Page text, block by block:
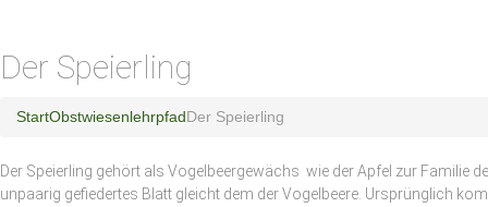
Der Speierling
StartObstwiesenlehrpfadDer Speierling
Der Speierling gehört als Vogelbeergewächs wie der Apfel zur Familie
unpaarig gefiedertes Blatt gleicht dem der Vogelbeere. Ursprünglich